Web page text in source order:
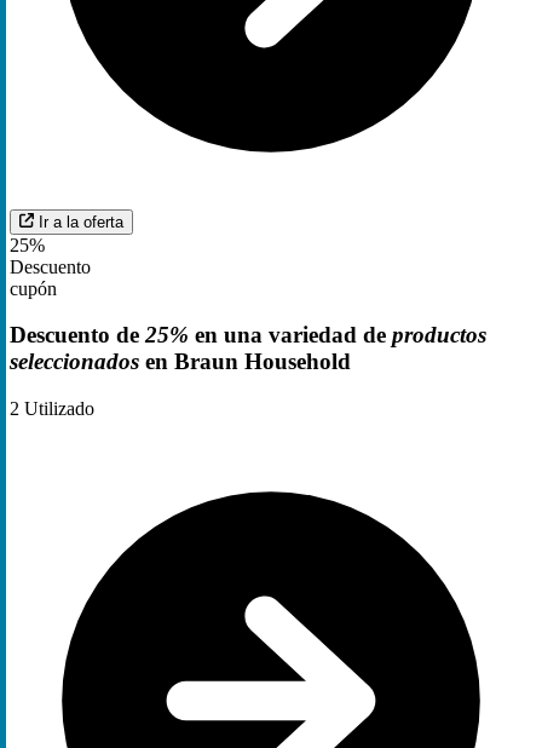
Ir a la oferta
25%
Descuento
cupón
Descuento de25% en una variedad de productos
seleccionados en Braun Household
2 Utilizado